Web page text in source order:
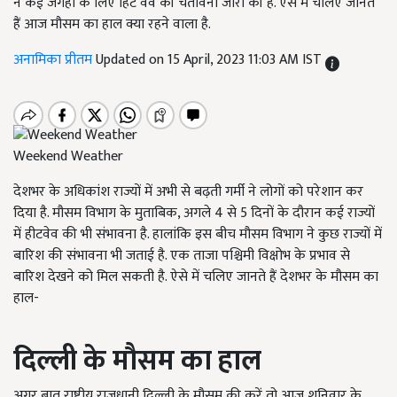
हैं आज मौसम का हाल क्या रहने वाला है.
अनामिका प्रीतमUpdated on 15 April, 2023 11:03 AM IST
Weekend Weather
देशभर के अधिकांश राज्यों में अभी से बढ़ती गर्मी ने लोगों को परेशान कर
दिया है. मौसम विभाग के मुताबिक, अगले 4 से 5 दिनों के दौरान कई राज्यों
में हीटवेव की भी संभावना है. हालांकि इस बीच मौसम विभाग ने कुछ राज्यों में
बारिश की संभावना भी जताई है. एक ताजा पश्चिमी विक्षोभ के प्रभाव से
बारिश देखने को मिल सकती है. ऐसे में चलिए जानते हैं देशभर के मौसम का
हाल-
दिल्ली के मौसम का हाल